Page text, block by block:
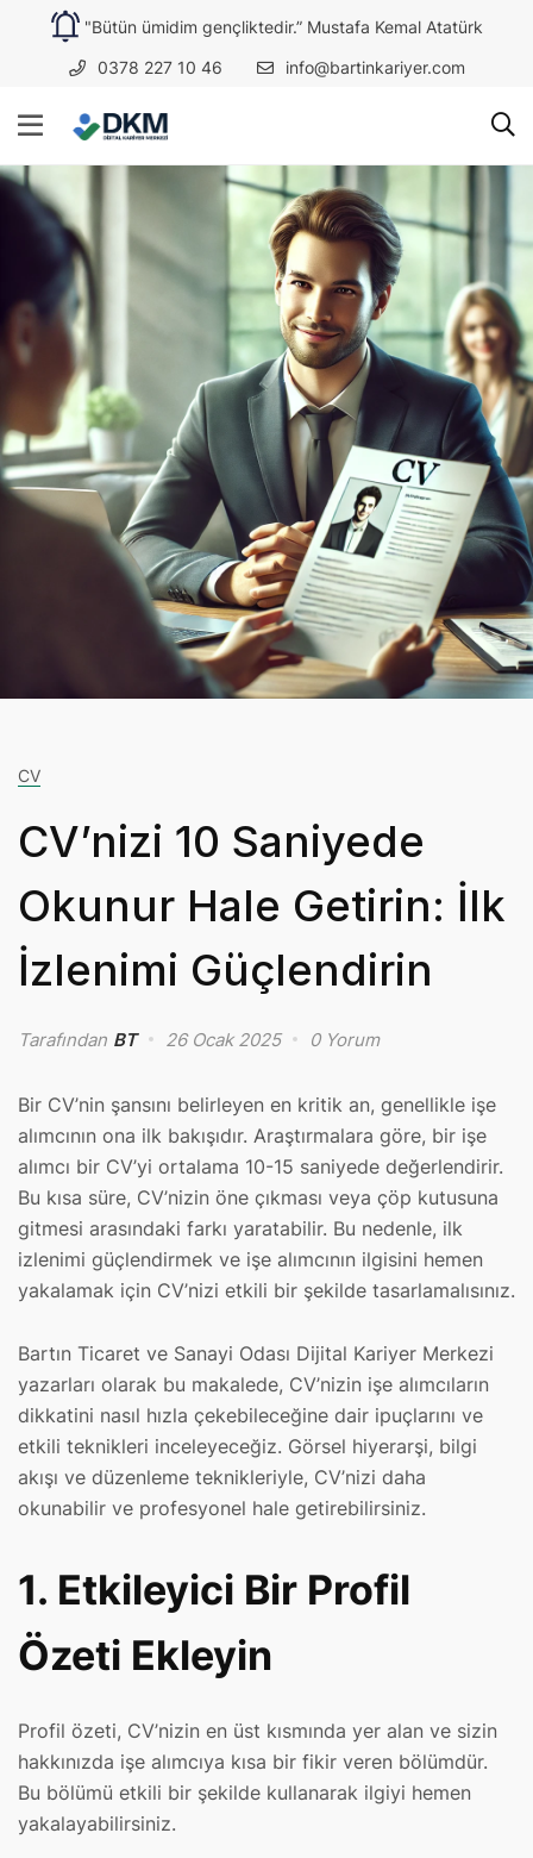
"Bütün ümidim gençliktedir.” Mustafa Kemal Atatürk
0378 227 10 46 info@bartinkariyer.com
CV
CV’nizi 10 Saniyede
Okunur Hale Getirin: İlk
İzlenimi Güçlendirin
Tarafından BT 26 Ocak 2025 0 Yorum
Bir CV’nin şansını belirleyen en kritik an, genellikle işe
alımcının ona ilk bakışıdır. Araştırmalara göre, bir işe
alımcı bir CV’yi ortalama 10-15 saniyede değerlendirir.
Bu kısa süre, CV’nizin öne çıkması veya çöp kutusuna
gitmesi arasındaki farkı yaratabilir. Bu nedenle, ilk
izlenimi güçlendirmek ve işe alımcının ilgisini hemen
yakalamak için CV’nizi etkili bir şekilde tasarlamalısınız.
Bartın Ticaret ve Sanayi Odası Dijital Kariyer Merkezi
yazarları olarak bu makalede, CV’nizin işe alımcıların
dikkatini nasıl hızla çekebileceğine dair ipuçlarını ve
etkili teknikleri inceleyeceğiz. Görsel hiyerarşi, bilgi
akışı ve düzenleme teknikleriyle, CV’nizi daha
okunabilir ve profesyonel hale getirebilirsiniz.
1. Etkileyici Bir Profil
Özeti Ekleyin
Profil özeti, CV’nizin en üst kısmında yer alan ve sizin
hakkınızda işe alımcıya kısa bir fikir veren bölümdür.
Bu bölümü etkili bir şekilde kullanarak ilgiyi hemen
yakalayabilirsiniz.